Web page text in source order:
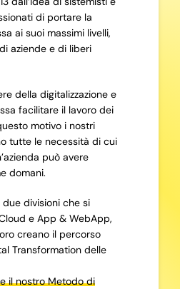
di portare la
ai suoi massimi livelli,
aziende e di liberi
della digitalizzazione e
facilitare il lavoro dei
motivo i nostri
tutte le necessità di cui
può avere
domani.
divisioni che si
e App & WebApp,
creano il percorso
Transformation delle
il nostro Metodo di